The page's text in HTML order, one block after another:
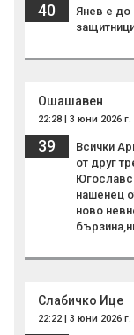
40
Янев е до
Ошашавен
22:28 | 3 юни 2026 г.
39
Всички
от друг
нашенец
ново
Слабичко Ице
22:22 | 3 юни 2026 г.